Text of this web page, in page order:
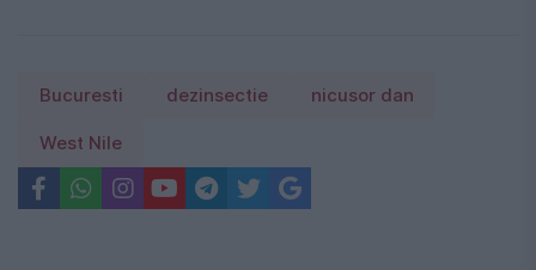
Bucuresti dezinsectie nicusor dan
West Nile